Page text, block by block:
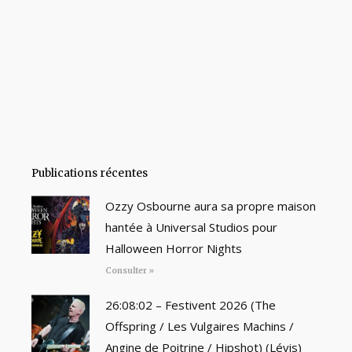
Publications récentes
Ozzy Osbourne aura sa propre maison
hantée à Universal Studios pour
Halloween Horror Nights
Consulter »
26:08:02 – Festivent 2026 (The
Offspring / Les Vulgaires Machins /
Angine de Poitrine / Hipshot) (Lévis)